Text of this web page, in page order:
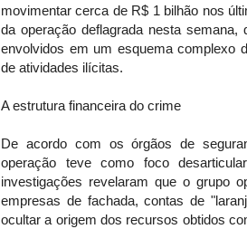
movimentar cerca de R$ 1 bilhão nos
da operação deflagrada nesta
envolvidos em um esquema complexo
de atividades ilícitas.
A estrutura financeira do crime
De acordo com os órgãos de
operação teve como foco
investigações revelaram que o grupo
empresas de fachada, contas de
ocultar a origem dos recursos obtidos